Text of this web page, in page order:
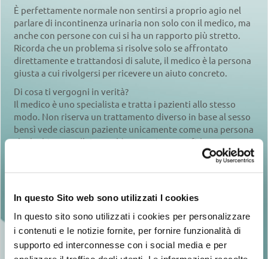
In questo Sito web sono utilizzati I cookies
In questo sito sono utilizzati i cookies per personalizzare
i contenuti e le notizie fornite, per fornire funzionalità di
supporto ed interconnesse con i social media e per
È perfettamente normale non sentirsi a proprio agio nel
parlare di incontinenza urinaria non solo con il medico, ma
anche con persone con cui si ha un rapporto più stretto.
Ricorda che un problema si risolve solo se affrontato
direttamente e trattandosi di salute, il medico è la persona
giusta a cui rivolgersi per ricevere un aiuto concreto.
Di cosa ti vergogni in verità?
Il medico è uno specialista e tratta i pazienti allo stesso
modo. Non riserva un trattamento diverso in base al sesso
bensì vede ciascun paziente unicamente come una persona
che ha bisogno d’aiuto ed è tuo amico e confidente.
È bene anche sapere che un medico visita un gran numero
di pazienti di qualunque età con sintomi simili o persino
età.
Prima consulti uno specialista, prima trovi una soluzione;
non lasciarti sopraffare da preoccupazioni ma concentrati
solo sulla scelta del medico giusto.